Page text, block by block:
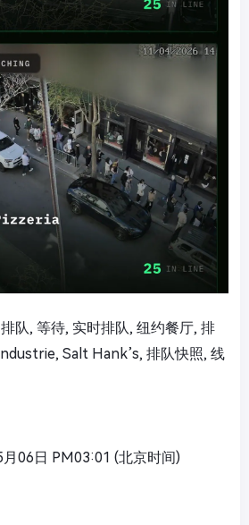
队, 等待, 实时排队, 纽约餐厅, 排
Salt Hank’s, 排队快照, 线
月06日 PM03:01 (北京时间)